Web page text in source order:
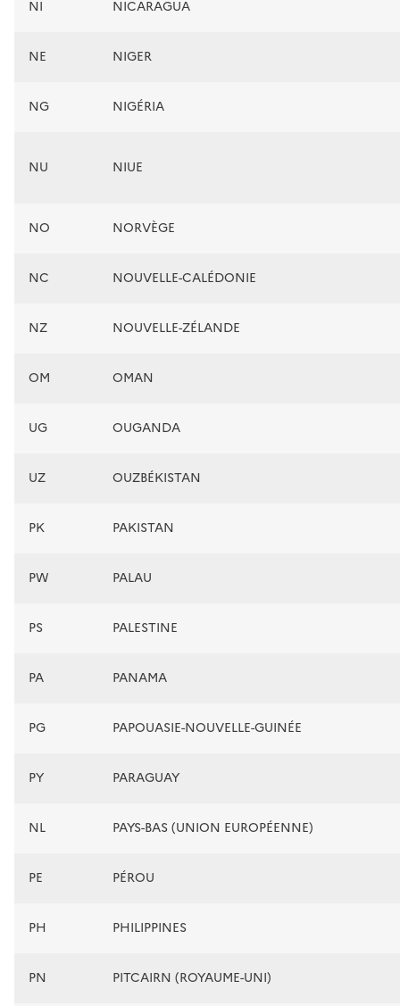
NI NICARAGUA
NE NIGER
NG NIGÉRIA
NU NIUE
NO NORVÈGE
NC NOUVELLE-CALÉDONIE
NZ NOUVELLE-ZÉLANDE
OM OMAN
UG OUGANDA
UZ OUZBÉKISTAN
PK PAKISTAN
PW PALAU
PS PALESTINE
PA PANAMA
PG PAPOUASIE-NOUVELLE-GUINÉE
PY PARAGUAY
NL PAYS-BAS (UNION EUROPÉENNE)
PE PÉROU
PH PHILIPPINES
PN PITCAIRN (ROYAUME-UNI)